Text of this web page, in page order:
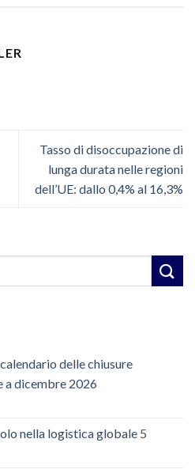
Tasso di disoccupazione di
lunga durata nelle regioni
dell’UE: dallo 0,4% al 16,3%
delle chiusure
a dicembre 2026
nella logistica globale 5